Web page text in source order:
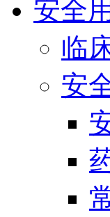
安全
临
安